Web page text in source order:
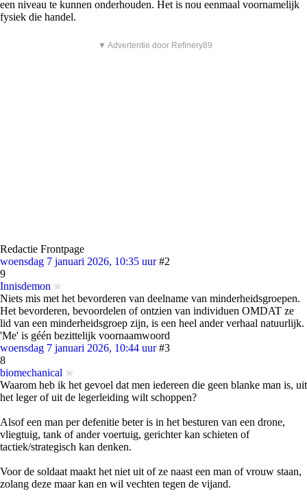
een niveau te kunnen onderhouden. Het is nou eenmaal voornamelijk
fysiek die handel.
▼ Advertentie door Refinery89
Redactie Frontpage
woensdag 7 januari 2026, 10:35 uur #2
9
Innisdemon
Niets mis met het bevorderen van deelname van minderheidsgroepen.
Het bevorderen, bevoordelen of ontzien van individuen OMDAT ze
lid van een minderheidsgroep zijn, is een heel ander verhaal natuurlijk.
'Me' is géén bezittelijk voornaamwoord
woensdag 7 januari 2026, 10:44 uur #3
8
biomechanical
Waarom heb ik het gevoel dat men iedereen die geen blanke man is, uit
het leger of uit de legerleiding wilt schoppen?
Alsof een man per defenitie beter is in het besturen van een drone,
vliegtuig, tank of ander voertuig, gerichter kan schieten of
tactiek/strategisch kan denken.
Voor de soldaat maakt het niet uit of ze naast een man of vrouw staan,
zolang deze maar kan en wil vechten tegen de vijand.